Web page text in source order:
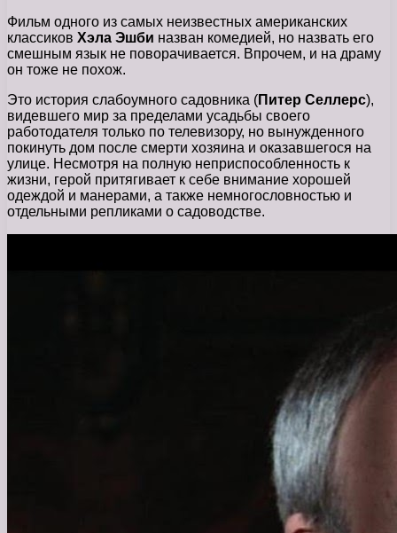
Фильм одного из самых неизвестных американских
классиков Хэла Эшби назван комедией, но назвать его
смешным язык не поворачивается. Впрочем, и на драму
он тоже не похож.
Это история слабоумного садовника (Питер Селлерс),
видевшего мир за пределами усадьбы своего
работодателя только по телевизору, но вынужденного
покинуть дом после смерти хозяина и оказавшегося на
улице. Несмотря на полную неприспособленность к
жизни, герой притягивает к себе внимание хорошей
одеждой и манерами, а также немногословностью и
отдельными репликами о садоводстве.